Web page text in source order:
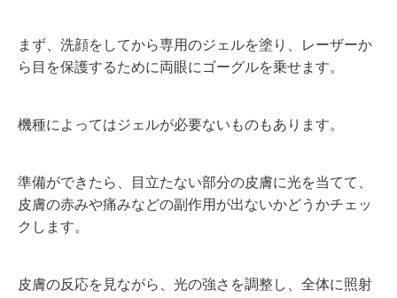
まず、洗顔をしてから専用のジェルを塗り、レーザーか
ら目を保護するために両眼にゴーグルを乗せます。
機種によってはジェルが必要ないものもあります。
準備ができたら、目立たない部分の皮膚に光を当てて、
皮膚の赤みや痛みなどの副作用が出ないかどうかチェッ
クします。
皮膚の反応を見ながら、光の強さを調整し、全体に照射